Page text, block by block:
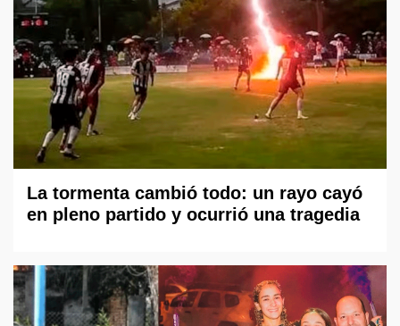
La tormenta cambió todo: un rayo cayó
en pleno partido y ocurrió una tragedia